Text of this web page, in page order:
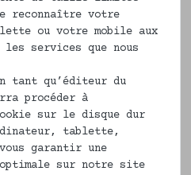
porter des
?
à fleurs sur un
très sympa et pas
? d'éducation ? de
reconnaître votre
ou votre mobile aux
services que nous
tant qu’éditeur du
procéder à
sur le disque dur
tablette,
garantir une
sur notre site